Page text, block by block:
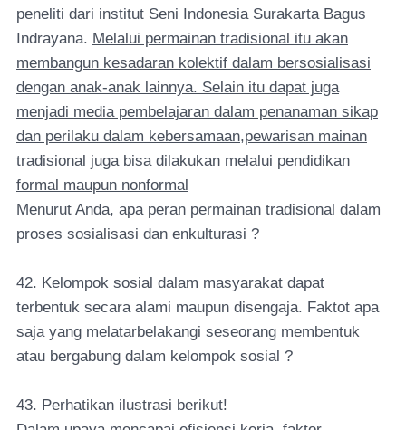
peneliti dari institut Seni Indonesia Surakarta Bagus
Indrayana. Melalui permainan tradisional itu akan
membangun kesadaran kolektif dalam bersosialisasi
dengan anak-anak lainnya. Selain itu dapat juga
menjadi media pembelajaran dalam penanaman sikap
dan perilaku dalam kebersamaan,pewarisan mainan
tradisional juga bisa dilakukan melalui pendidikan
formal maupun nonformal
Menurut Anda, apa peran permainan tradisional dalam
proses sosialisasi dan enkulturasi ?
42. Kelompok sosial dalam masyarakat dapat
terbentuk secara alami maupun disengaja. Faktot apa
saja yang melatarbelakangi seseorang membentuk
atau bergabung dalam kelompok sosial ?
43. Perhatikan ilustrasi berikut!